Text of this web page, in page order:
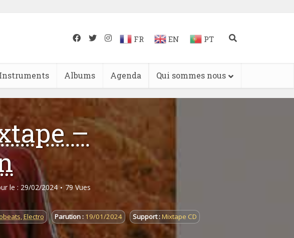
FR EN PT
Instruments Albums Agenda Qui sommes nous
–
le : 29/02/2024 79 Vues
,Electro Parution : 19/01/2024 Support :Mixtape CD